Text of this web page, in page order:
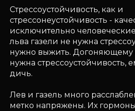
Стрессоустойчивость, как и
стрессонеустойчивость -
исключительно
льва газели не нужна
нужно выжить. Догоняющему
нужна стрессоустойчивость,
дичь.
Лев и газель много
метко напряжены. Их гормоны